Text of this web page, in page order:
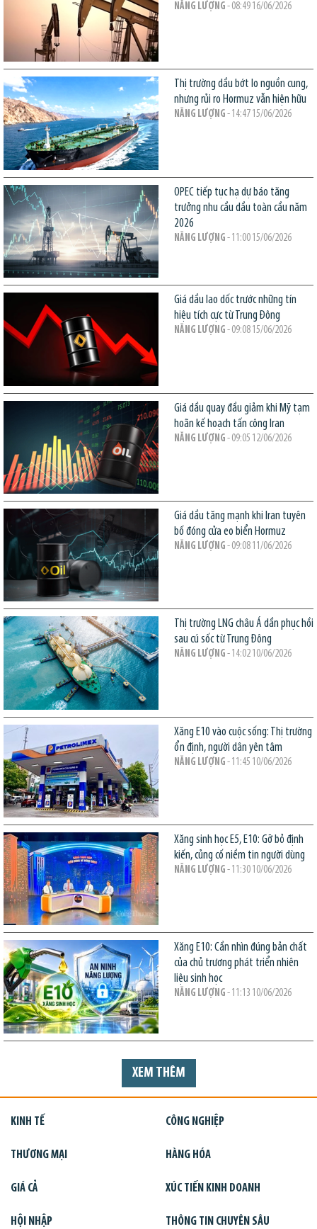
NĂNG LƯỢNG - 08:49 16/06/2026
Thị trường dầu bớt lo nguồn cung,
nhưng rủi ro Hormuz vẫn hiện hữu
NĂNG LƯỢNG - 14:47 15/06/2026
OPEC tiếp tục hạ dự báo tăng
trưởng nhu cầu dầu toàn cầu năm
2026
NĂNG LƯỢNG - 11:00 15/06/2026
Giá dầu lao dốc trước những tín
hiệu tích cực từ Trung Đông
NĂNG LƯỢNG - 09:08 15/06/2026
Giá dầu quay đầu giảm khi Mỹ tạm
hoãn kế hoạch tấn công Iran
NĂNG LƯỢNG - 09:05 12/06/2026
Giá dầu tăng mạnh khi Iran tuyên
bố đóng cửa eo biển Hormuz
NĂNG LƯỢNG - 09:08 11/06/2026
Thị trường LNG châu Á dần phục hồi
sau cú sốc từ Trung Đông
NĂNG LƯỢNG - 14:02 10/06/2026
Xăng E10 vào cuộc sống: Thị trường
ổn định, người dân yên tâm
NĂNG LƯỢNG - 11:45 10/06/2026
Xăng sinh học E5, E10: Gỡ bỏ định
kiến, củng cố niềm tin người dùng
NĂNG LƯỢNG - 11:30 10/06/2026
Xăng E10: Cần nhìn đúng bản chất
của chủ trương phát triển nhiên
liệu sinh học
NĂNG LƯỢNG - 11:13 10/06/2026
XEM THÊM
KINH TẾ CÔNG NGHIỆP
THƯƠNG MẠI HÀNG HÓA
GIÁ CẢ XÚC TIẾN KINH DOANH
HỘI NHẬP THÔNG TIN CHUYÊN SÂU